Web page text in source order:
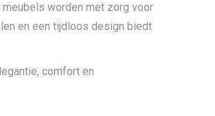
meubels worden met zorg voor
en een tijdloos design biedt
comfort en